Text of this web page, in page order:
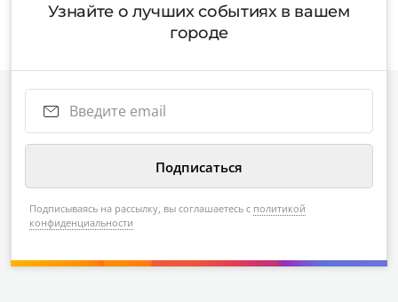
Узнайте о лучших событиях в вашем
городе
Подписываясь на рассылку, вы соглашаетесь с политикой
конфиденциальности